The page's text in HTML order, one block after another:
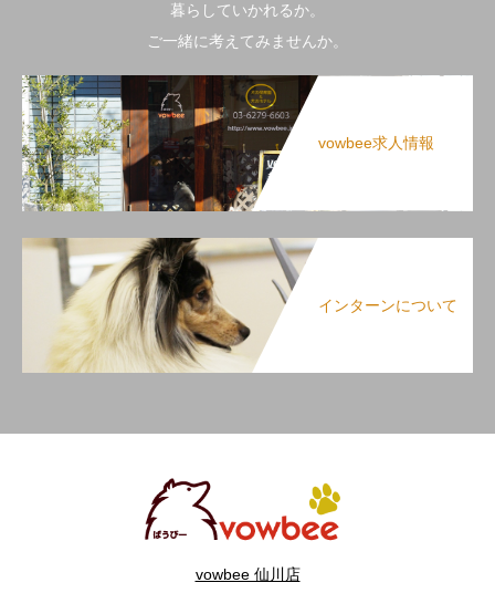
暮らしていかれるか。
ご一緒に考えてみませんか。
vowbee求人情報
インターンについて
vowbee 仙川店